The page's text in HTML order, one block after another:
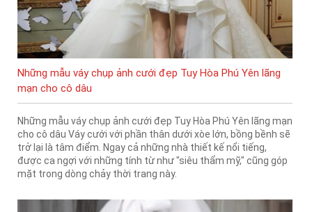
Những mẫu váy chụp ảnh cưới đẹp Tuy Hòa Phú Yên lãng
mạn cho cô dâu
Những mẫu váy chụp ảnh cưới đẹp Tuy Hòa Phú Yên lãng mạn
cho cô dâu Váy cưới với phần thân dưới xòe lớn, bồng bềnh sẽ
trở lại là tâm điểm. Ngay cả những nhà thiết kế nổi tiếng,
được ca ngợi với những tính từ như "siêu thẩm mỹ," cũng góp
mặt trong dòng chảy thời trang này.